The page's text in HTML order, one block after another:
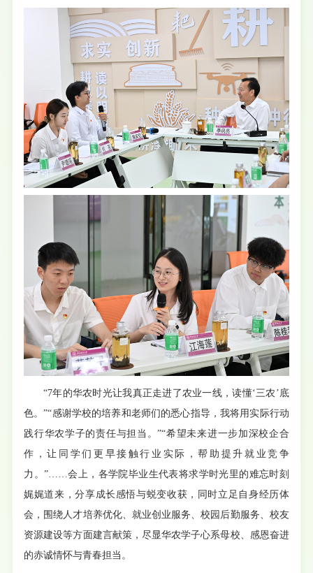
“7年的华农时光让我真正走进了农业一线，读懂‘三农’底
色。”“感谢学校的培养和老师们的悉心指导，我将用实际行动
践行华农学子的责任与担当。”“希望未来进一步加深校企合
作，让同学们更早接触行业实际，帮助提升就业竞争
力。”……会上，各学院毕业生代表将求学时光里的难忘时刻
娓娓道来，分享成长感悟与蜕变收获，同时立足自身经历体
会，围绕人才培养优化、就业创业服务、校园后勤服务、校友
资源建设等方面建言献策，尽显华农学子心系母校、感恩奋进
的赤诚情怀与青春担当。